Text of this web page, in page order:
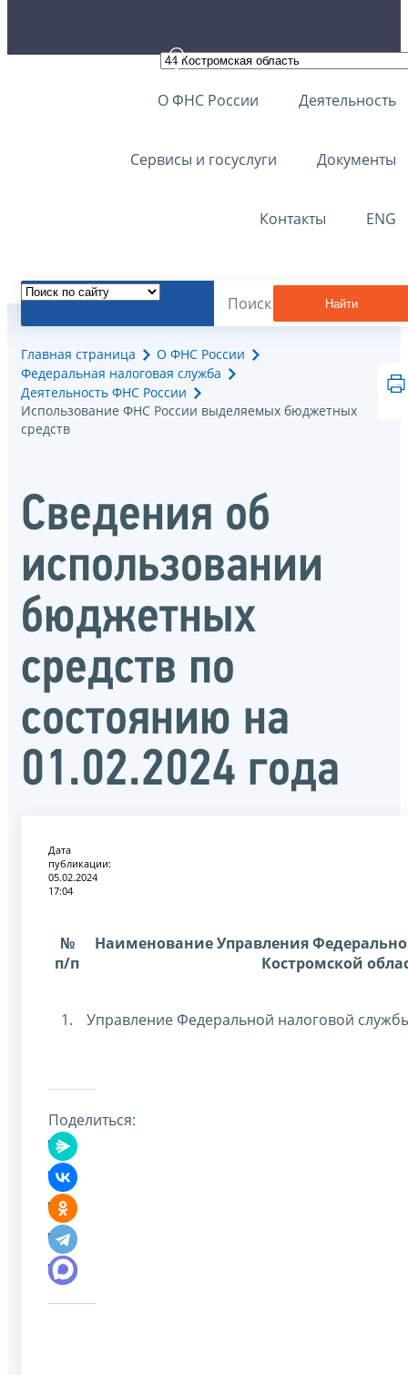
О ФНС России Деятельность
Сервисы и госуслуги Документы
Контакты ENG
Найти
Главная страница
О ФНС России
Федеральная налоговая служба
Деятельность ФНС России
Использование ФНС России выделяемых бюджетных
средств
Сведения об
использовании
бюджетных
средств по
состоянию на
01.02.2024 года
Дата
публикации:
05.02.2024
17:04
№
п/п
Наименование Управления
Костромской
1. Управление Федеральной налоговой
Поделиться: